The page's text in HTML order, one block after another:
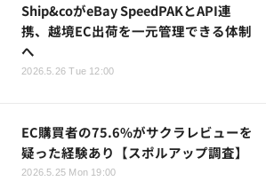
Ship&coがeBay SpeedPAKとAPI連
携、越境EC出荷を一元管理できる体制
へ
2026.5.26 Tue 12:00
EC購買者の75.6%がサクラレビューを
疑った経験あり【スポルアップ調査】
2026.5.25 Mon 19:00